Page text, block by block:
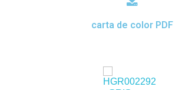
carta de color PDF